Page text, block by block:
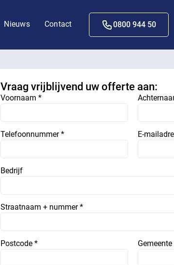
Nieuws Contact 0800 944 50
Vraag vrijblijvend uw offerte aan:
Voornaam *
Telefoonnummer * E-
Bedrijf
Straatnaam + nummer *
Postcode * Gemeente